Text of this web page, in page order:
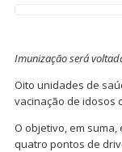
Imunização será
Oito unidades de
vacinação de idosos
O objetivo, em
quatro pontos de